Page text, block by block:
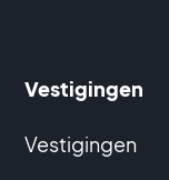
Vestigingen
Vestigingen